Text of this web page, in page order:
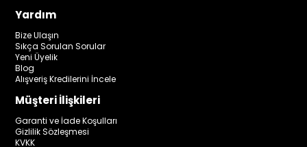
Yardım
Bize Ulaşın
Sıkça Sorulan Sorular
Yeni Üyelik
Blog
Alışveriş Kredilerini İncele
Müşteri İlişkileri
Garanti ve İade Koşulları
Gizlilik Sözleşmesi
KVKK